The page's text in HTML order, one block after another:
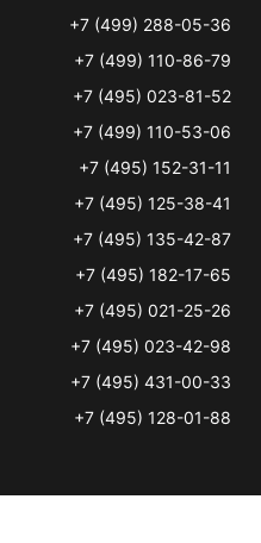
+7 (499) 288-05-36
+7 (499) 110-86-79
+7 (495) 023-81-52
+7 (499) 110-53-06
+7 (495) 152-31-11
+7 (495) 125-38-41
+7 (495) 135-42-87
+7 (495) 182-17-65
+7 (495) 021-25-26
+7 (495) 023-42-98
+7 (495) 431-00-33
+7 (495) 128-01-88